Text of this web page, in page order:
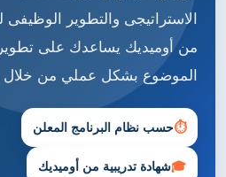
الاستراتيجى والتطوير الوظيفى
من أوميديك يساعدك على تطوير
الموضوع بشكل عملي من خلال
⏱حسب نظام البرنامج المعلن
🎓شهادة تدريبية من أوميديك